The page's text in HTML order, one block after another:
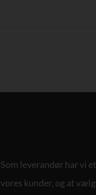
Som leverandør har vi
vores kunder, og at